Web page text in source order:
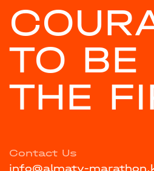
TO BE
THE
Contact Us
info@almaty-